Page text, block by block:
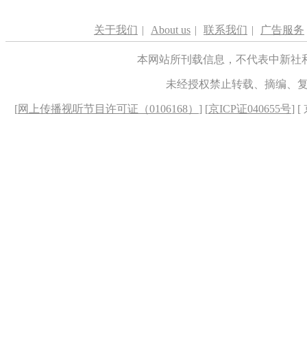
关于我们 | About us | 联系我们 | 广告服务
本网站所刊载信息，不代表中新
未经授权禁止转载、摘编、
[网上传播视听节目许可证（0106168） ] [京ICP证040655号] [